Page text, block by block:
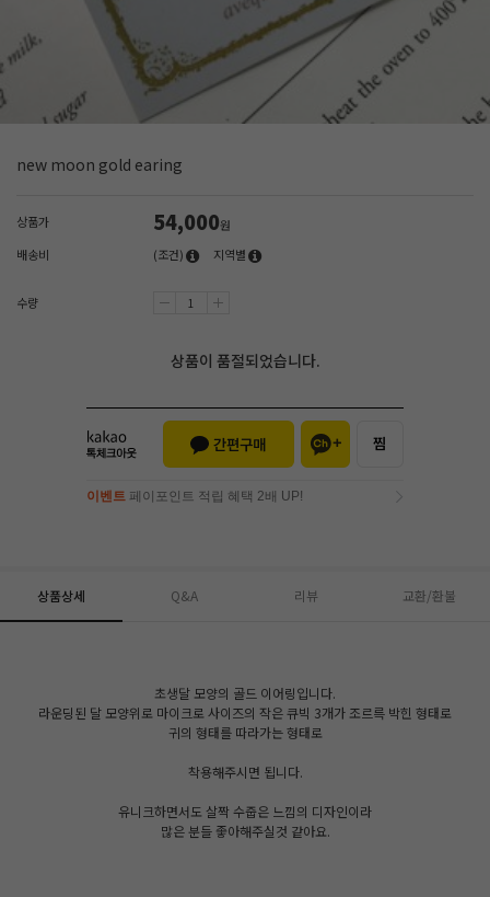
new moon gold earing
상품가 54,000원
배송비
(조건) 지역별
수량
상품이 품절되었습니다.
이벤트 페이포인트 적립 혜택 2배 UP!
상품상세 Q&A 리뷰 교환/환불
초생달 모양의 골드 이어링입니다.
라운딩된 달 모양위로 마이크로 사이즈의 작은 큐빅 3개가 조르륵 박힌 형태로
귀의 형태를 따라가는 형태로
착용해주시면 됩니다.
유니크하면서도 살짝 수줍은 느낌의 디자인이라
많은 분들 좋아해주실것 같아요.